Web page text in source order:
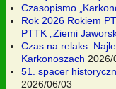
Czasopismo
Rok 2026 Rokiem
PTTK „Ziemi
Czas na relaks.
Karkonoszach 2026/
51. spacer
2026/06/03